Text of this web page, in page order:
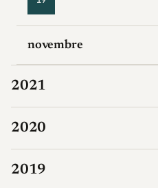
novembre
2021
2020
2019